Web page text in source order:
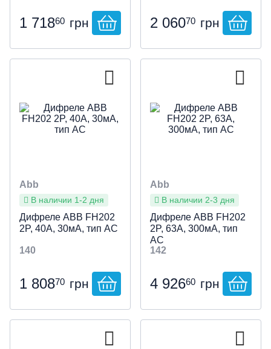
1 71860 грн 2 06070 грн
Abb
В наличии 1-2 дня
Дифреле ABB FH202
2P, 40А, 30мА, тип АС
140
1 80870 грн
Abb
В наличии 2-3 дня
Дифреле ABB FH202
2P, 63А, 300мА, тип
АС
142
4 92660 грн